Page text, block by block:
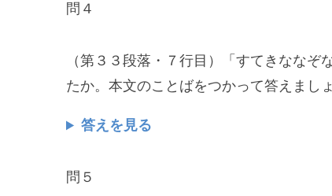
問４
（第３３段落・７行目）「すてきなな
たか。本文のことばをつかって答えましょ
答えを見る
問５